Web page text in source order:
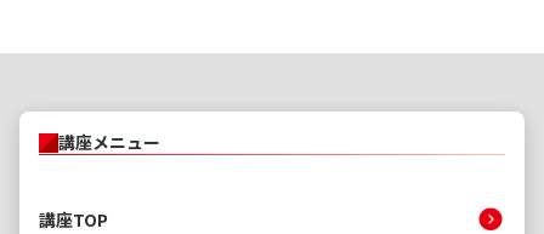
講座メニュー
講座TOP